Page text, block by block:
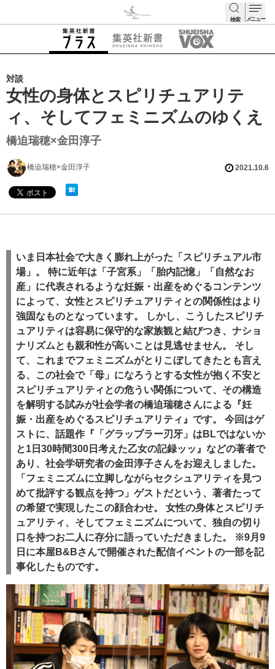
検索 メニュー
対談
女性の身体とスピリチュアリテ
ィ、そしてフェミニズムのゆくえ
橋迫瑞穂×金田淳子
橋迫瑞穂×金田淳子 2021.10.6
いま日本社会で大きく膨れ上がった「スピリチュアル市
場」。
特に近年は「子宮系」「胎内記憶」「自然なお
産」に代表されるような妊娠・出産をめぐるコンテンツ
によって、女性とスピリチュアリティとの関係性はより
強固なものとなっています。
しかし、こうしたスピリチ
ュアリティは容易に保守的な家族観と結びつき、ナショ
ナリズムとも親和性が高いことは見逃せません。
そし
て、これまでフェミニズムがとりこぼしてきたとも言え
る、この社会で「母」になろうとする女性が抱く不安と
スピリチュアリティとの危うい関係について、その構造
を解明する試みが社会学者の橋迫瑞穂さんによる『妊
娠・出産をめぐるスピリチュアリティ』です。
今回はゲ
ストに、話題作『「グラップラー刃牙」はBLではないか
と1日30時間300日考えた乙女の記録ッッ』などの著者で
あり、社会学研究者の金田淳子さんをお迎えしました。
「フェミニズムに立脚しながらセクシュアリティを見つ
めて批評する観点を持つ」ゲストだという、著者たって
の希望で実現したこの顔合わせ。
女性の身体とスピリチ
ュアリティ、そしてフェミニズムについて、独自の切り
口を持つお二人に存分に語っていただきました。
※9月9
日に本屋B&Bさんで開催された配信イベントの一部を記
事化したものです。